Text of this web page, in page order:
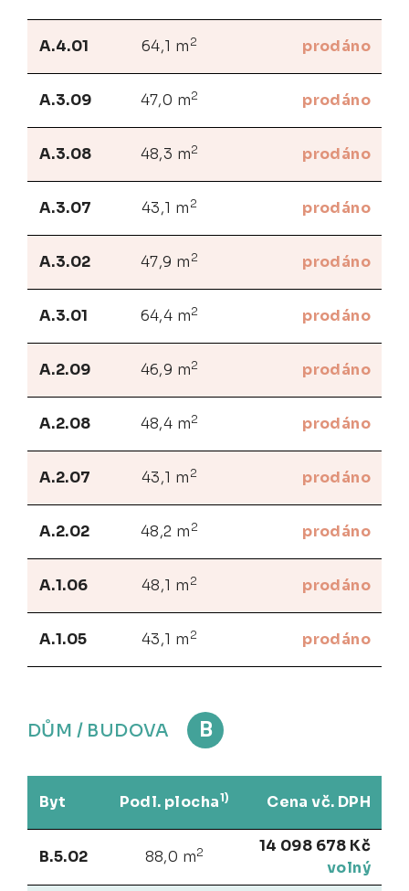
A.4.01 64,1 m 2 prodáno
A.3.09 47,0 m2 prodáno
A.3.08 48,3 m2 prodáno
A.3.07 43,1 m 2 prodáno
A.3.02 47,9 m 2 prodáno
A.3.01 64,4 m2 prodáno
A.2.09 46,9 m2 prodáno
A.2.08 48,4 m2 prodáno
A.2.07 43,1 m 2 prodáno
A.2.02 48,2 m 2 prodáno
A.1.06 48,1 m 2 prodáno
A.1.05 43,1 m 2 prodáno
DŮM / BUDOVA B
Byt Podl. plocha1) Cena vč. DPH
B.5.02 88,0 m2
14 098 678 Kč
volný